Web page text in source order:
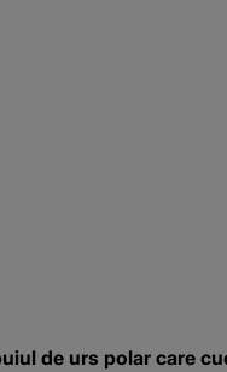
de urs polar care